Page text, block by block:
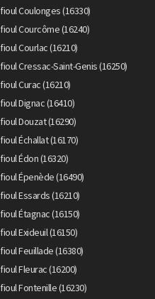
fioul Coulonges (16330)
fioul Courcôme (16240)
fioul Courlac (16210)
fioul Cressac-Saint-Genis (16250)
fioul Curac (16210)
fioul Dignac (16410)
fioul Douzat (16290)
fioul Échallat (16170)
fioul Édon (16320)
fioul Épenède (16490)
fioul Essards (16210)
fioul Étagnac (16150)
fioul Exideuil (16150)
fioul Feuillade (16380)
fioul Fleurac (16200)
fioul Fontenille (16230)